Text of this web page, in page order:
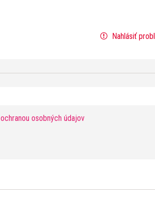
Nahlásiť
ochranou osobných údajov